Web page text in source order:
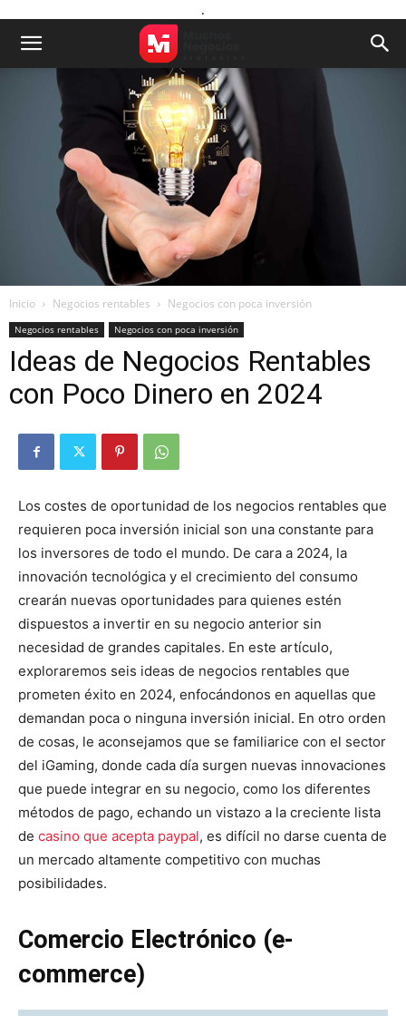
.
Inicio Negocios rentables Negocios con poca inversión
Negocios rentables Negocios con poca inversión
Ideas de Negocios Rentables
con Poco Dinero en 2024
Los costes de oportunidad de los negocios rentables que
requieren poca inversión inicial son una constante para
los inversores de todo el mundo. De cara a 2024, la
innovación tecnológica y el crecimiento del consumo
crearán nuevas oportunidades para quienes estén
dispuestos a invertir en su negocio anterior sin
necesidad de grandes capitales. En este artículo,
exploraremos seis ideas de negocios rentables que
prometen éxito en 2024, enfocándonos en aquellas que
demandan poca o ninguna inversión inicial. En otro orden
de cosas, le aconsejamos que se familiarice con el sector
del iGaming, donde cada día surgen nuevas innovaciones
que puede integrar en su negocio, como los diferentes
métodos de pago, echando un vistazo a la creciente lista
de casino que acepta paypal, es difícil no darse cuenta de
un mercado altamente competitivo con muchas
posibilidades.
Comercio Electrónico (e-
commerce)